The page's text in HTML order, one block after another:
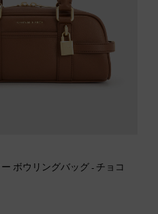
ー ボウリングバッグ - チョコ